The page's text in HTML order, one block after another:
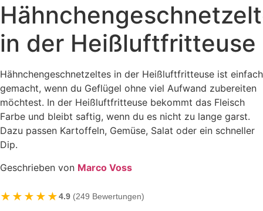
in der Heißluftfritteuse
Hähnchengeschnetzeltes in der Heißluftfritteuse ist einfach
gemacht, wenn du Geflügel ohne viel Aufwand zubereiten
möchtest. In der Heißluftfritteuse bekommt das Fleisch
Farbe und bleibt saftig, wenn du es nicht zu lange garst.
Dazu passen Kartoffeln, Gemüse, Salat oder ein schneller
Dip.
Geschrieben von Marco Voss
★★★★★4.9 (249 Bewertungen)